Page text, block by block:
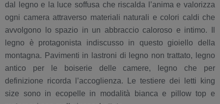
dal legno e la luce soffusa che riscalda l’anima e valorizza
ogni camera attraverso materiali naturali e colori caldi che
avvolgono lo spazio in un abbraccio caloroso e intimo. Il
legno è protagonista indiscusso in questo gioiello della
montagna. Pavimenti in lastroni di legno non trattato, legno
antico per le boiserie delle camere, legno che per
definizione ricorda l’accoglienza. Le testiere dei letti king
size sono in ecopelle in modalità bianca e pillow top e